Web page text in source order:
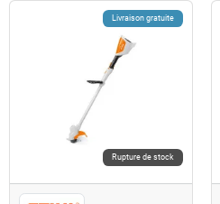
Livraison gratuite
Rupture de stock